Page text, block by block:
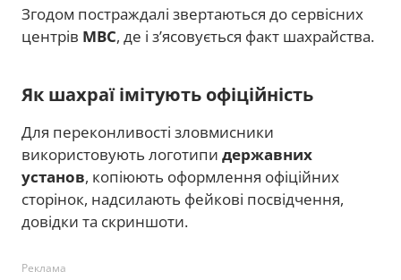
Згодом постраждалі звертаються до сервісних
центрів МВС, де і з’ясовується факт шахрайства.
Як шахраї імітують офіційність
Для переконливості зловмисники
використовують логотипи державних
установ, копіюють оформлення офіційних
сторінок, надсилають фейкові посвідчення,
довідки та скриншоти.
Реклама